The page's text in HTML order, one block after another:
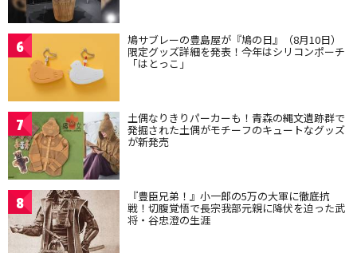
6 鳩サブレーの豊島屋が『鳩の日』（8月10日）
限定グッズ詳細を発表！今年はシリコンポーチ
「はとっこ」
7 土偶なりきりパーカーも！青森の縄文遺跡群で
発掘された土偶がモチーフのキュートなグッズ
が新発売
8 『豊臣兄弟！』小一郎の5万の大軍に徹底抗
戦！切腹覚悟で長宗我部元親に降伏を迫った武
将・谷忠澄の生涯